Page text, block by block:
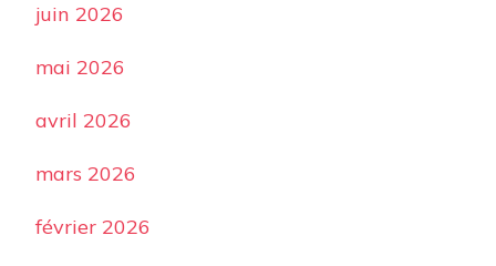
juin 2026
mai 2026
avril 2026
mars 2026
février 2026